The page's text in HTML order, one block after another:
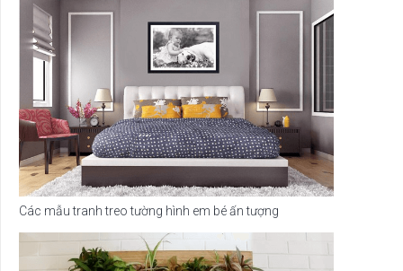
Các mẫu tranh treo tường hình em bé ấn tượng